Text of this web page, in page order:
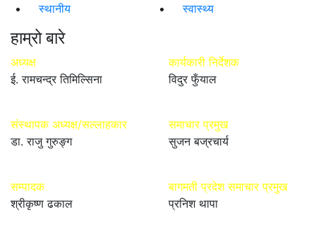
स्थानीय
स्वास्थ्य
हाम्रो बारे
अध्यक्ष
ई. रामचन्द्र तिमिल्सिना
संस्थापक अध्यक्ष/सल्लाहकार
डा. राजु गुरुङ्ग
सम्पादक
श्रीकृष्ण ढकाल
कार्यकारी निर्देशक
विदुर फुँयाल
समाचार प्रमुख
सुजन बज्रचार्य
बागमती प्रदेश समाचार प्रमुख
प्रनिश थापा